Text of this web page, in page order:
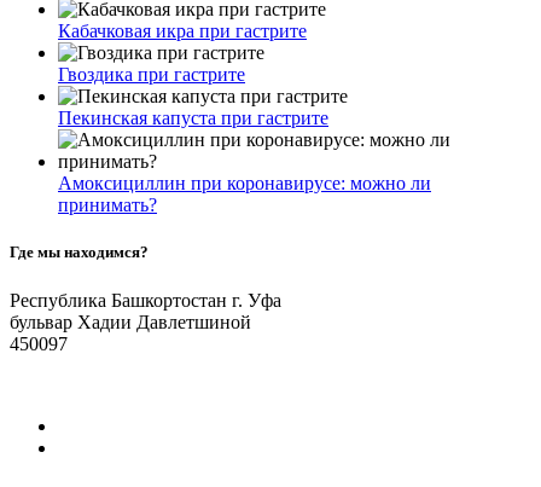
Кабачковая икра при гастрите
Гвоздика при гастрите
Пекинская капуста при гастрите
Амоксициллин при коронавирусе: можно ли
принимать?
Где мы находимся?
Республика Башкортостан г. Уфа
бульвар Хадии Давлетшиной
450097